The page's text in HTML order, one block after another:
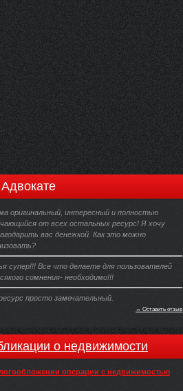
оригинальный, интересный и полностью
от всех остальных ресурс! Я хочу
вас денежкой. Как это можно
супер!!! Все что делаете для пользователей
сомнения- необходимо!!!
просто замечательный.
→ Оставить отзыв
о недвижимости
операции с недвижимостью